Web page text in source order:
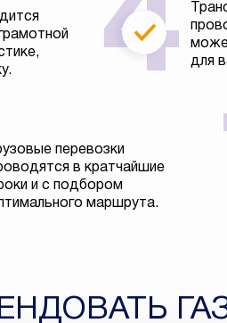
для
перевозки
в кратчайшие
и с подбором
маршрута.